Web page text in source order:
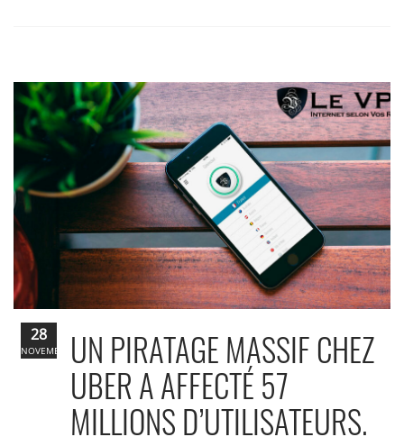
UN PIRATAGE MASSIF CHEZ
UBER A AFFECTÉ 57
MILLIONS D’UTILISATEURS.
28
NOVEMBRE